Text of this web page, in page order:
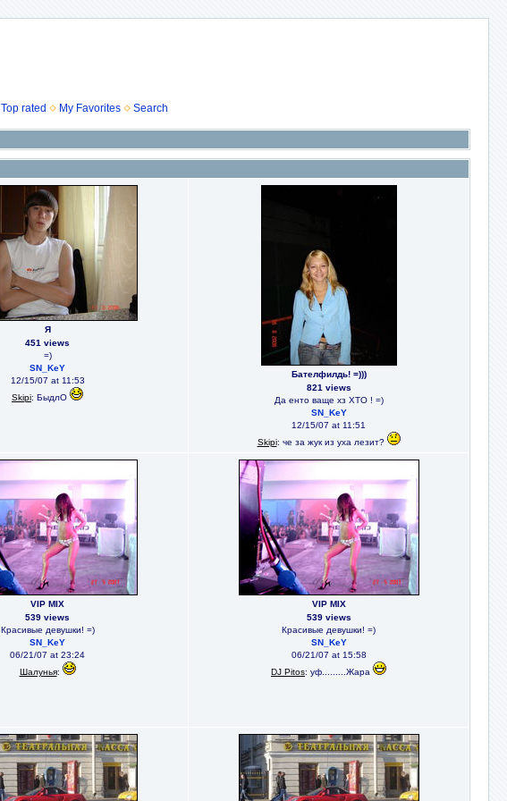
Top rated My Favorites Search
Я
451 views
=)
SN_KeY
12/15/07 at 11:53
Skipi: БыдлО
Бателфилдь! =)))
821 views
Да енто ваще хз ХТО ! =)
SN_KeY
12/15/07 at 11:51
Skipi: че за жук из уха лезит?
VIP MIX
539 views
Красивые девушки! =)
SN_KeY
06/21/07 at 23:24
Шалунья:
VIP MIX
539 views
Красивые девушки! =)
SN_KeY
06/21/07 at 15:58
DJ Pitos: уф.........Жара